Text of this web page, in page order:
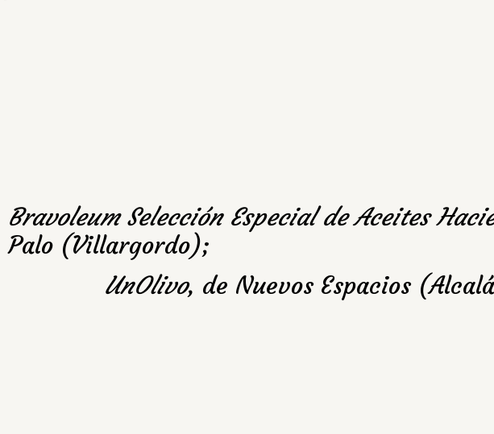
Bravoleum Selección Especial de Aceites
Palo (Villargordo);
UnOlivo, de Nuevos Espacios